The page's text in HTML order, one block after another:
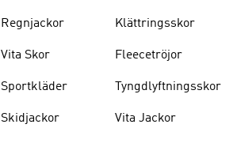
Regnjackor
Vita Skor
Sportkläder
Skidjackor
Klättringsskor
Fleecetröjor
Tyngdlyftningsskor
Vita Jackor